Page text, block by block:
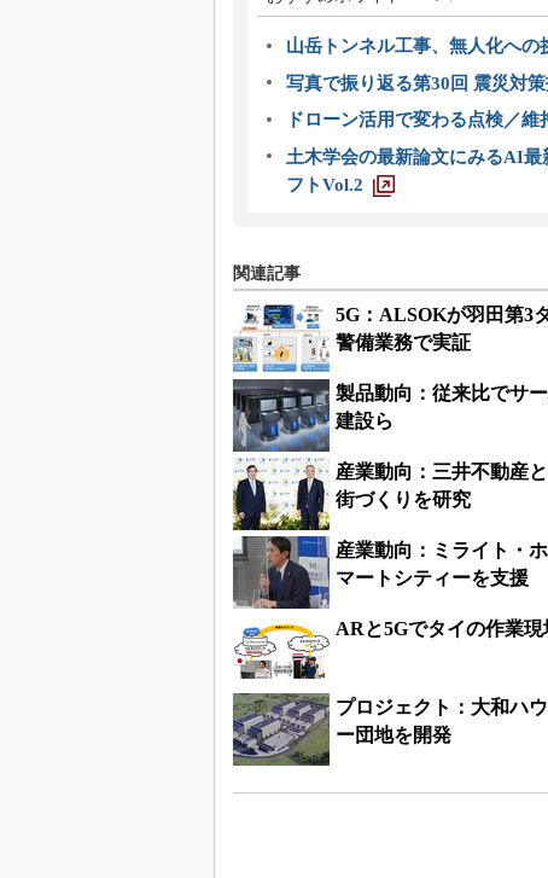
山岳トンネル工事、無人化への
写真で振り返る第30回 震災対
ドローン活用で変わる点検／
土木学会の最新論文にみるAI
フトVol.2
関連記事
5G：ALSOKが羽田第3
警備業務で実証
製品動向：従来比でサ
建設ら
産業動向：三井不動産
街づくりを研究
産業動向：ミライト・
マートシティーを支援
ARと5Gでタイの作業
プロジェクト：大和ハ
ー団地を開発